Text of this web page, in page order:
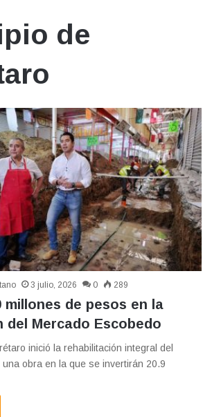
de
3 julio, 2026 0 289
millones de pesos en la
del Mercado Escobedo
inició la rehabilitación integral del
obra en la que se invertirán 20.9